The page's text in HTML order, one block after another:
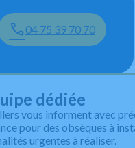
04 75 39 70 70
dédiée
vous informent avec
pour des obsèques à
urgentes à réaliser.